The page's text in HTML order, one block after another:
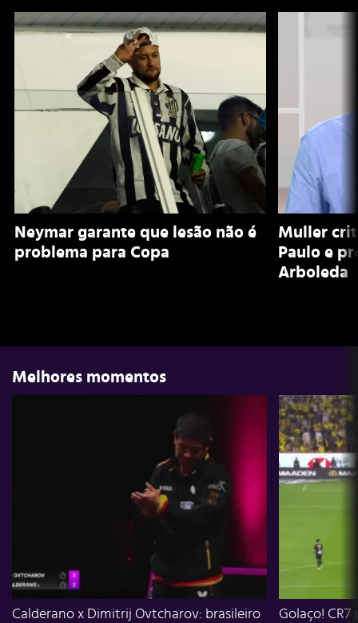
Neymar garante que lesão não é
problema para Copa
Muller
Paulo e
Arboleda
Melhores momentos
Calderano x Dimitrij Ovtcharov: brasileiro
Golaço!